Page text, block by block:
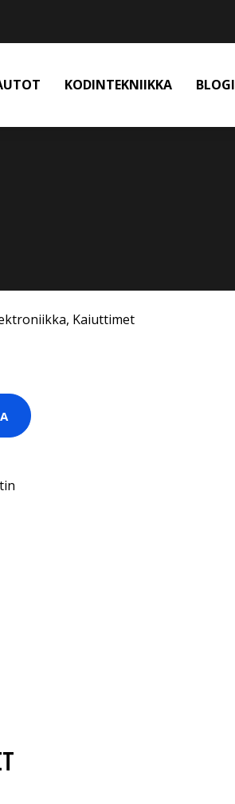
KODINTEKNIIKKA BLOGI
, Kaiuttimet